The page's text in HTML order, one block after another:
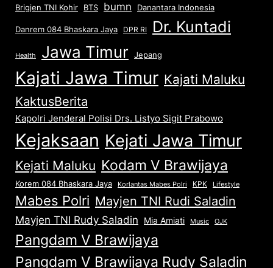
Brigjen TNI Kohir BTS bumn Danantara Indonesia
Danrem 084 Bhaskara Jaya DPR RI Dr. Kuntadi
Health Jawa Timur Jepang
Kajati Jawa Timur Kajati Maluku
KaktusBerita
Kapolri Jenderal Polisi Drs. Listyo Sigit Prabowo
Kejaksaan Kejati Jawa Timur
Kejati Maluku Kodam V Brawijaya
Korem 084 Bhaskara Jaya Korlantas Mabes Polri KPK Lifestyle
Mabes Polri Mayjen TNI Rudi Saladin
Mayjen TNI Rudy Saladin Mia Amiati Music OJK
Pangdam V Brawijaya
Pangdam V Brawijaya Rudy Saladin